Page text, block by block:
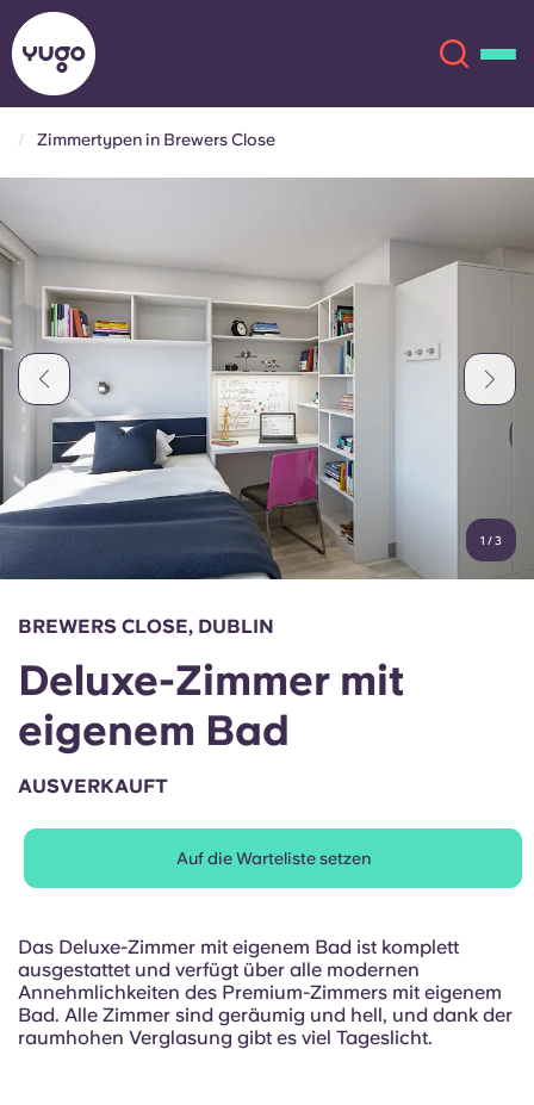
Standorte
Mehr
Konto
English (GB)
Chinese
Español
Italian
French
Wähle ein Land aus
Jetzt buchen
Chinese Español
Deutsch
Italian French
Portuguese
Zimmertypen in Brewers Close
1 /3
BREWERS CLOSE, DUBLIN
Deluxe-Zimmer mit
eigenem Bad
AUSVERKAUFT
Auf die Warteliste setzen
Das Deluxe-Zimmer mit eigenem Bad ist komplett
ausgestattet und verfügt über alle modernen
Annehmlichkeiten des Premium-Zimmers mit eigenem
Bad. Alle Zimmer sind geräumig und hell, und dank der
raumhohen Verglasung gibt es viel Tageslicht.